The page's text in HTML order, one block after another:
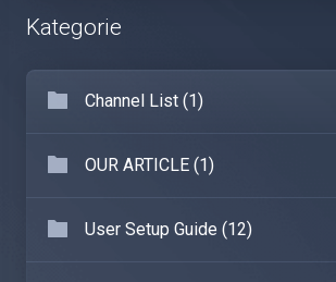
Kategorie
Channel List (1)
OUR ARTICLE (1)
User Setup Guide (12)